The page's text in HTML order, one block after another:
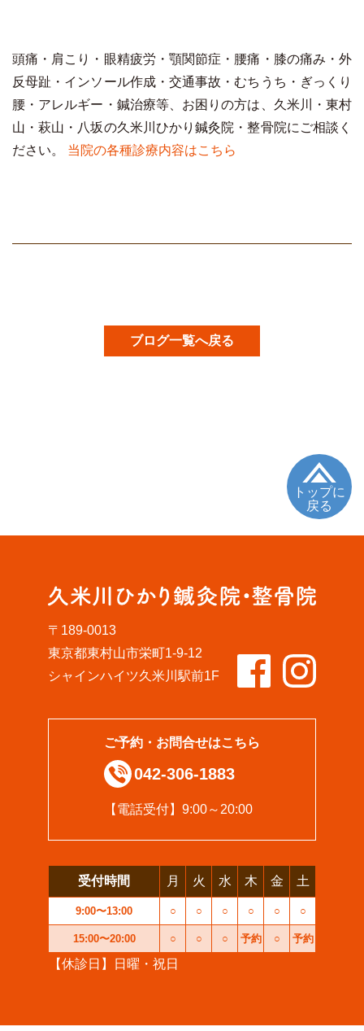
頭痛・肩こり・眼精疲労・顎関節症・腰痛・膝の痛み・外
反母趾・インソール作成・交通事故・むちうち・ぎっくり
腰・アレルギー・鍼治療等、お困りの方は、久米川・東村
山・萩山・八坂の久米川ひかり鍼灸院・整骨院にご相談く
ださい。 当院の各種診療内容はこちら
ブログ一覧へ戻る
トップに
戻る
〒189-0013
東京都東村山市栄町1-9-12
シャインハイツ久米川駅前1F
ご予約・お問合せはこちら
042-306-1883
【電話受付】9:00～20:00
受付時間 月 火 水 木 金 土
9:00〜13:00 ○ ○ ○ ○ ○ ○
15:00〜20:00 ○ ○ ○ 予約 ○ 予約
【休診日】日曜・祝日